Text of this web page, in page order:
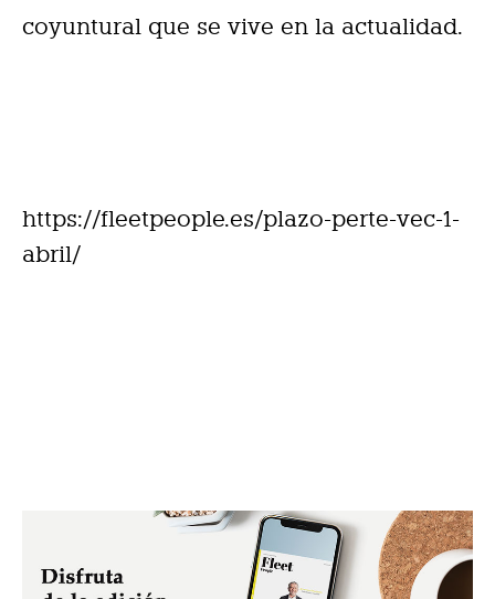
coyuntural que se vive en la actualidad.
https://fleetpeople.es/plazo-perte-vec-1-
abril/